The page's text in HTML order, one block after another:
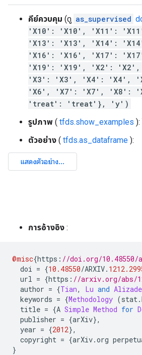
คีย์ควบคุม (ดู as_supervised
'X10': 'X10', 'X11':
'X13': 'X13', 'X14':
'X16': 'X16', 'X17':
'X19': 'X19', 'X2': 'X2',
'X3': 'X3', 'X4': 'X4',
'X6', 'X7': 'X7', 'X8':
'treat': 'treat'}, 'y')
รูปภาพ ( tfds.show_examples
ตัวอย่าง ( tfds.as_dataframe ):
การอ้างอิง :
@misc{https : //doi.org/10.48550/
doi = {10.48550/ARXIV.
url = {https : //arxiv.org/abs/
author = {Tian, Lu and
keywords = {Methodology (stat.
title = {A Simple Method for
publisher = {arXiv},
year = {2012},
copyright = {arXiv.org
}